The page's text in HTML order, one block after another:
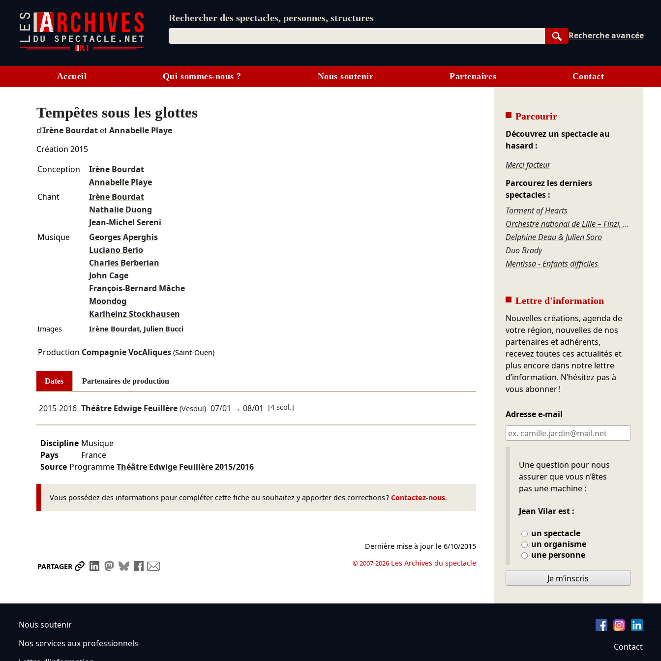
Rechercher des spectacles, personnes, structures
Rechercher
Recherche avancée
Accueil Qui sommes-nous ? Nous soutenir Partenaires Contact
Tempêtes sous les glottes
d’Irène BourdatetAnnabelle Playe
Création 2015
Conception
Irène Bourdat
Annabelle Playe
Chant
Irène Bourdat
Nathalie Duong
Jean-Michel Sereni
Musique
Georges Aperghis
Luciano Berio
Charles Berberian
John Cage
François-Bernard Mâche
Moondog
Karlheinz Stockhausen
Images Irène Bourdat, Julien Bucci
Production Compagnie VocAliques(Saint-Ouen)
Dates Partenaires de production
2015-2016 Théâtre Edwige Feuillère(Vesoul) 07/01 → 08/01 [4 scol.]
Discipline Musique
Pays
France
Source ProgrammeThéâtre Edwige Feuillère2015/2016
Vous possédez des informations pour compléter cette fiche ou souhaitez y apporter des corrections ? Contactez-nous.
PARTAGER Partager le lien
Partager sur LinkedIn
Partager sur Mastodon
Partager sur Bluesky
Partager sur Facebook
Dernière mise à jour le6/10/2015
© 2007-2026 Les Archives du spectacle
Parcourir
Découvrez un spectacle au
hasard :
Merci facteur
Parcourez les derniers
spectacles :
Torment of Hearts
Orchestre national de Lille – Finzi, Grieg, Prokofiev
Delphine Deau & Julien Soro
Duo Brady
Mentissa - Enfants difficiles
Lettre d'information
Nouvelles créations, agenda de
votre région, nouvelles de nos
partenaires et adhérents,
recevez toutes ces actualités et
plus encore dans notre lettre
d’information. N’hésitez pas à
vous abonner !
Adresse e-mail
Une question pour nous
assurer que vous n’êtes
pas une machine :
Jean Vilar est :
un spectacle
un organisme
une personne
Ne pas remplir
Je m’inscris
Nous soutenir
Nos services aux professionnels
Contact